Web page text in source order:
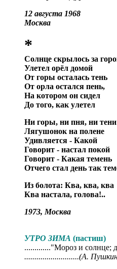
12 августа 1968
Москва
*
Солнце скрылось за
Улетел орёл домой
От горы осталась тень
От орла остался пень,
На котором он сидел
До того, как улетел
Ни горы, ни пня, ни тени
Лягушонок на полене
Удивляется - Какой
Говорит - настал покой
Говорит - Какая темень
Отчего стал день так
Из болота: Ква, ква, ква
Ква настала, голова!..
1973, Москва
УТРО ЗИМА (пастиш)
............."Мороз и солнце;
...........................(А.